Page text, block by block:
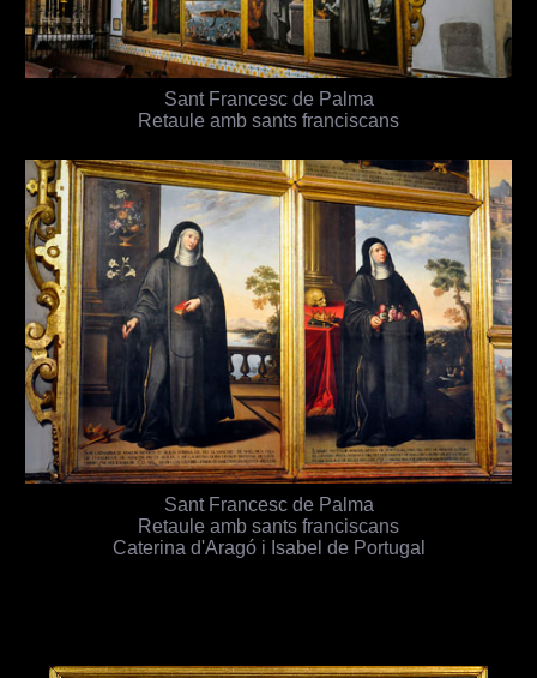
Sant Francesc de Palma
Retaule amb sants franciscans
Sant Francesc de Palma
Retaule amb sants franciscans
Caterina d'Aragó i Isabel de Portugal